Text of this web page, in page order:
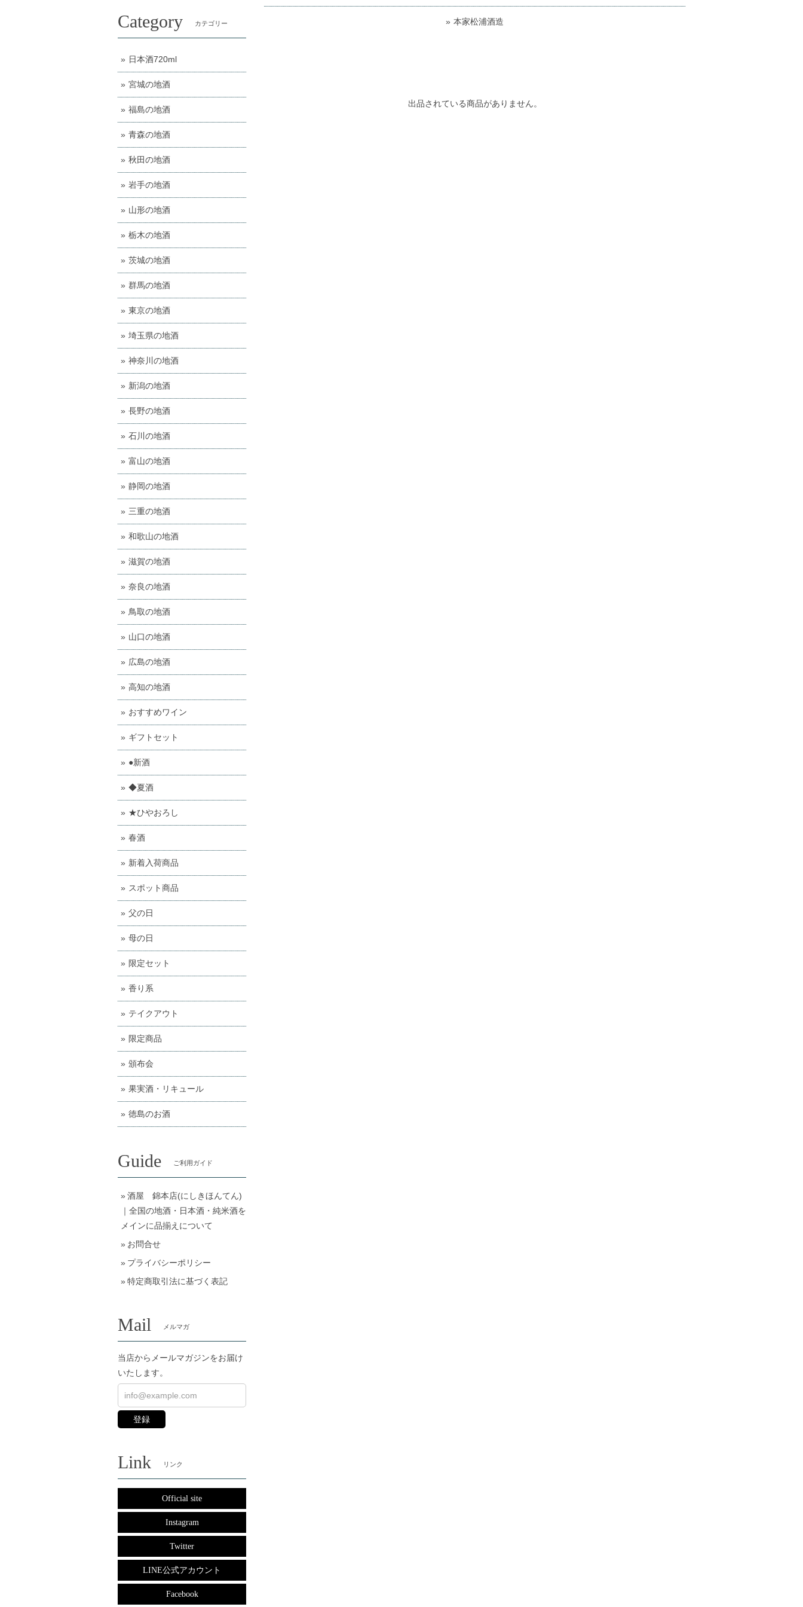
本家松浦酒造
出品されている商品がありません。
Category カテゴリー
日本酒720ml
宮城の地酒
福島の地酒
青森の地酒
秋田の地酒
岩手の地酒
山形の地酒
栃木の地酒
茨城の地酒
群馬の地酒
東京の地酒
埼玉県の地酒
神奈川の地酒
新潟の地酒
長野の地酒
石川の地酒
富山の地酒
静岡の地酒
三重の地酒
和歌山の地酒
滋賀の地酒
奈良の地酒
鳥取の地酒
山口の地酒
広島の地酒
高知の地酒
おすすめワイン
ギフトセット
●新酒
◆夏酒
★ひやおろし
春酒
新着入荷商品
スポット商品
父の日
母の日
限定セット
香り系
テイクアウト
限定商品
頒布会
果実酒・リキュール
徳島のお酒
Guide ご利用ガイド
酒屋 錦本店(にしきほんてん)
｜全国の地酒・日本酒・純米酒を
メインに品揃えについて
お問合せ
プライバシーポリシー
特定商取引法に基づく表記
Mail メルマガ
当店からメールマガジンをお届け
いたします。
登録
Link リンク
Official site
Instagram
Twitter
LINE公式アカウント
Facebook